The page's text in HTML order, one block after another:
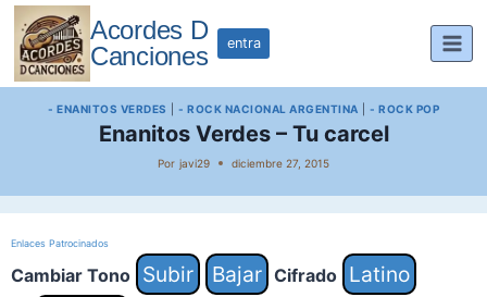
Saltar
contenido
Acordes D
Canciones
entra
- ENANITOS VERDES - ROCK NACIONAL ARGENTINA - ROCK POP
Enanitos Verdes – Tu carcel
Por javi29 diciembre 27, 2015
Enlaces Patrocinados
Cambiar Tono Subir Bajar Cifrado
Latino